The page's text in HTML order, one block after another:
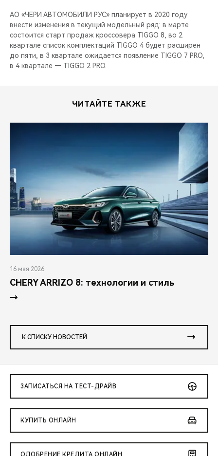
АО «ЧЕРИ АВТОМОБИЛИ РУС» планирует в 2020 году
внести изменения в текущий модельный ряд: в марте
состоится старт продаж кроссовера TIGGO 8, во 2
квартале список комплектаций TIGGO 4 будет расширен
до пяти, в 3 квартале ожидается появление TIGGO 7 PRO,
в 4 квартале — TIGGO 2 PRO.
ЧИТАЙТЕ ТАКЖЕ
16 мая 2026
CHERY ARRIZO 8: технологии и стиль
К СПИСКУ НОВОСТЕЙ
ЗАПИСАТЬСЯ НА ТЕСТ-ДРАЙВ
КУПИТЬ ОНЛАЙН